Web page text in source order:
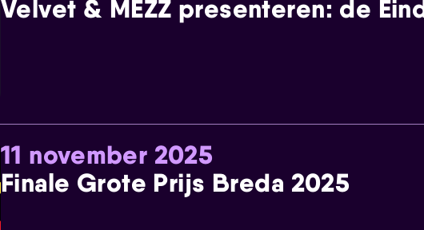
Velvet & MEZZ presenteren: de
11 november 2025
Finale Grote Prijs Breda 2025